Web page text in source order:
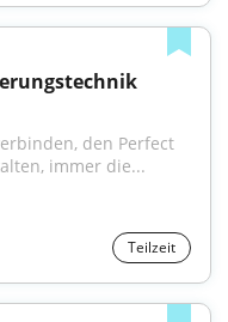
den Perfect
immer die...
Teilzeit